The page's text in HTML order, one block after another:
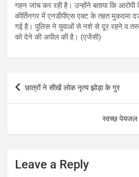
गहन जांच कर रही है। उन्होंने बताया कि
कीर्तिनगर में एनडीपीएस एक्ट के तहत मुकदमा
गई है। पुलिस ने युवाओं से नशे से दूर रहने व
को देने की अपील की है। (एजेंसी)
Post
navigation
छात्रों ने सीखें लोक नृत्य झोड़ा के गुर
स्वच्छ पेयजल
Leave a Reply